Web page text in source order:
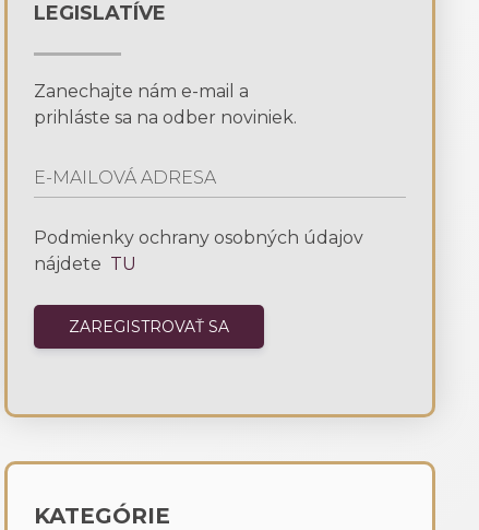
LEGISLATÍVE
Zanechajte nám e-mail a
prihláste sa na odber noviniek.
Podmienky ochrany osobných údajov
nájdete TU
KATEGÓRIE